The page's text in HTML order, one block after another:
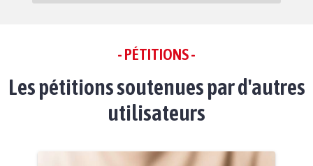
- PÉTITIONS -
Les pétitions soutenues par d'autres
utilisateurs